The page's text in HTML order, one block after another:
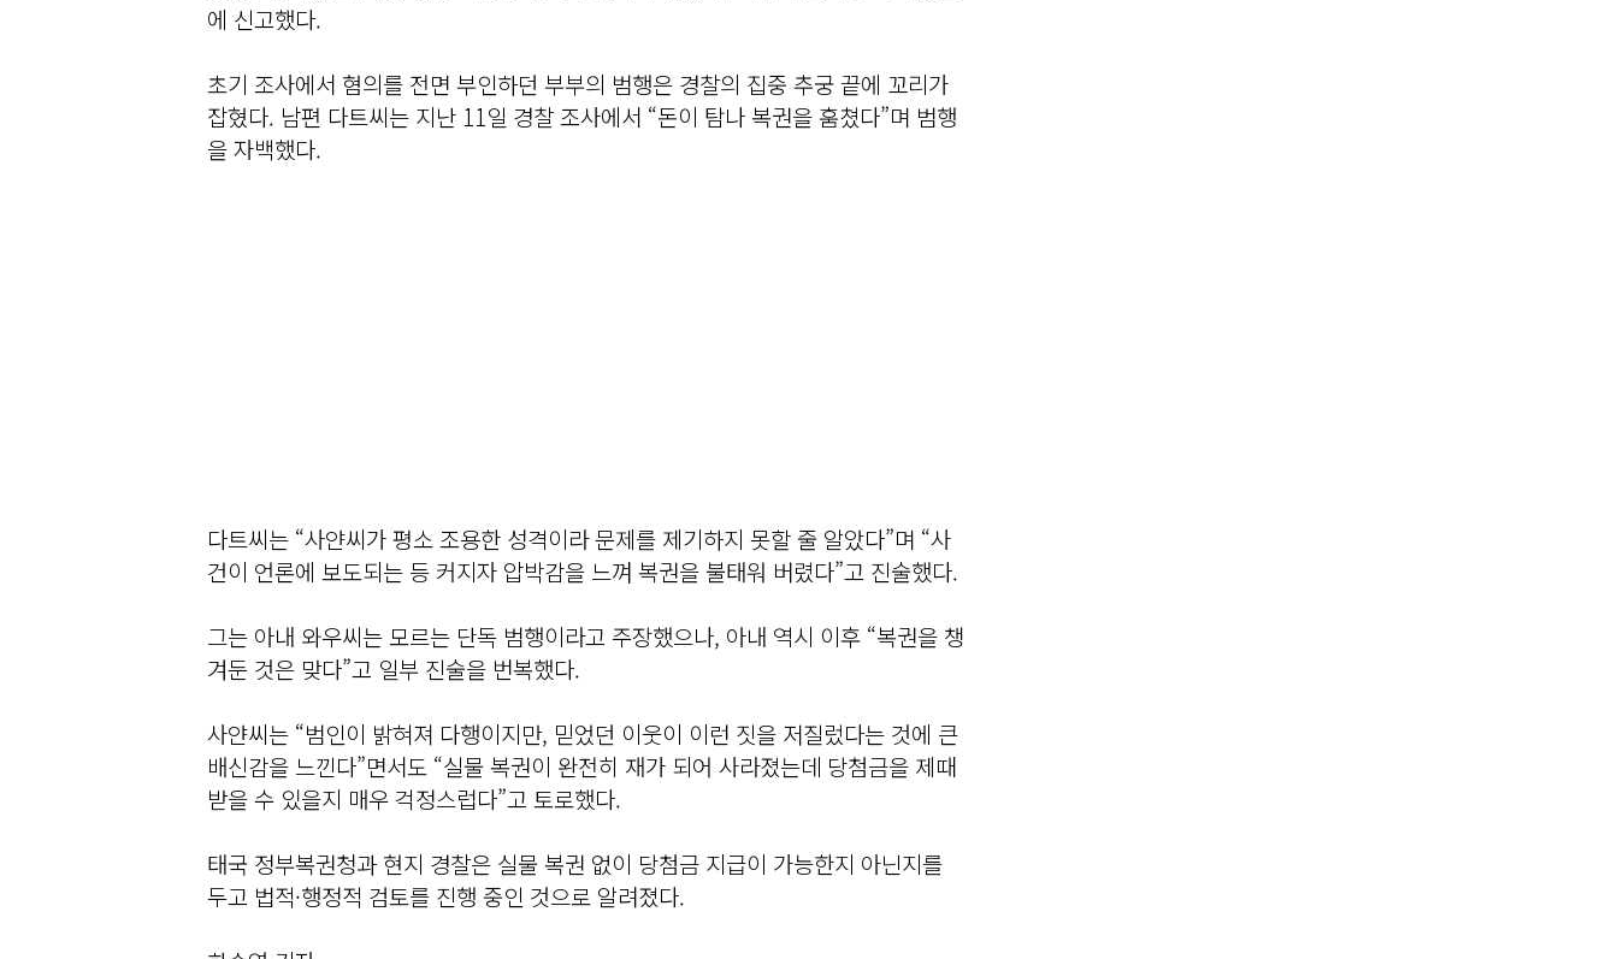
에 신고했다.
초기 조사에서 혐의를 전면 부인하던 부부의 범행은 경찰의 집중 추궁 끝에 꼬리가
잡혔다. 남편 다트씨는 지난 11일 경찰 조사에서 “돈이 탐나 복권을 훔쳤다”며 범행
을 자백했다.
다트씨는 “사얀씨가 평소 조용한 성격이라 문제를 제기하지 못할 줄 알았다”며 “사
건이 언론에 보도되는 등 커지자 압박감을 느껴 복권을 불태워 버렸다”고 진술했다.
그는 아내 와우씨는 모르는 단독 범행이라고 주장했으나, 아내 역시 이후 “복권을 챙
겨둔 것은 맞다”고 일부 진술을 번복했다.
사얀씨는 “범인이 밝혀져 다행이지만, 믿었던 이웃이 이런 짓을 저질렀다는 것에 큰
배신감을 느낀다”면서도 “실물 복권이 완전히 재가 되어 사라졌는데 당첨금을 제때
받을 수 있을지 매우 걱정스럽다”고 토로했다.
태국 정부복권청과 현지 경찰은 실물 복권 없이 당첨금 지급이 가능한지 아닌지를
두고 법적·행정적 검토를 진행 중인 것으로 알려졌다.